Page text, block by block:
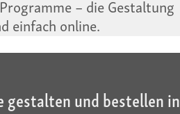
– die Gestaltung
einfach online.
gestalten und bestellen